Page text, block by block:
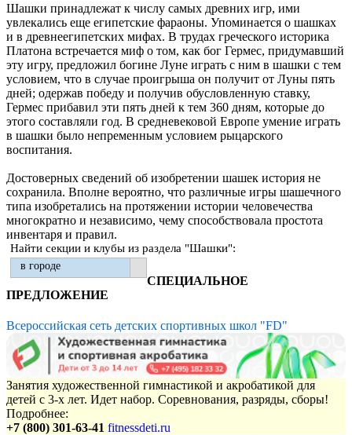
Шашки принадлежат к числу самых древних игр, ими
увлекались еще египетские фараоны. Упоминается о шашках
и в древнеегипетских мифах. В трудах греческого историка
Платона встречается миф о том, как бог Гермес, придумавший
эту игру, предложил богине Луне играть с ним в шашки с тем
условием, что в случае проигрыша он получит от Луны пять
дней; одержав победу и получив обусловленную ставку,
Гермес прибавил эти пять дней к тем 360 дням, которые до
этого составляли год. В средневековой Европе умение играть
в шашки было непременным условием рыцарского
воспитания.
Достоверных сведений об изобретении шашек история не
сохранила. Вполне вероятно, что различные игры шашечного
типа изобретались на протяжении истории человечества
многократно и независимо, чему способствовала простота
инвентаря и правил.
Найти секции и клубы из раздела "Шашки":
в городе
СПЕЦИАЛЬНОЕ
ПРЕДЛОЖЕНИЕ
Всероссийская сеть детских спортивных школ "FD"
Занятия художественной гимнастикой и акробатикой для
детей с 3-х лет. Идет набор. Соревнования, разряды, сборы!
Подробнее:
+7 (800) 301-63-41 fitnessdeti.ru